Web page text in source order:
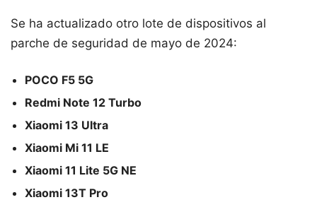
Se ha actualizado otro lote de dispositivos al
parche de seguridad de mayo de 2024:
POCO F5 5G
Redmi Note 12 Turbo
Xiaomi 13 Ultra
Xiaomi Mi 11 LE
Xiaomi 11 Lite 5G NE
Xiaomi 13T Pro